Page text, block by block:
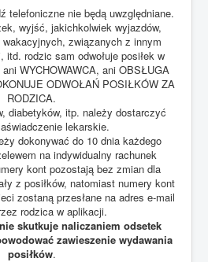
telefoniczne nie będą uwzględniane.
wyjść, jakichkolwiek wyjazdów,
związanych z innym
rodzic sam odwołuje posiłek w
WYCHOWAWCA, ani OBSŁUGA
ODWOŁAŃ POSIŁKÓW ZA
RODZICA.
diabetyków, itp. należy dostarczyć
lekarskie.
dokonywać do 10 dnia każdego
na indywidualny rachunek
kont pozostają bez zmian dla
z posiłków, natomiast numery kont
zostaną przesłane na adres e-mail
rodzica w aplikacji.
skutkuje naliczaniem odsetek
zawieszenie wydawania
posiłków.